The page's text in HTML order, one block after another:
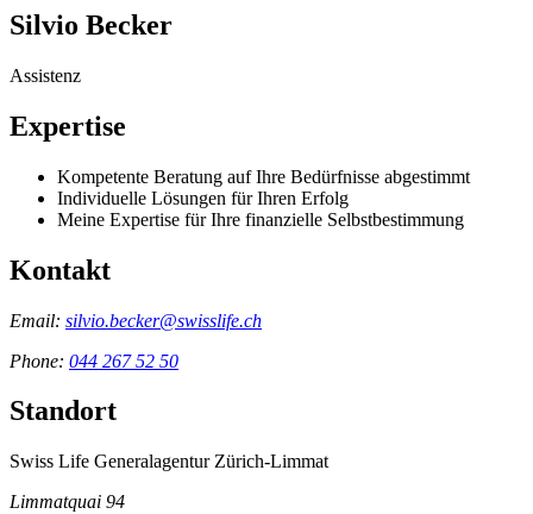
Silvio Becker
Assistenz
Expertise
Kompetente Beratung auf Ihre Bedürfnisse abgestimmt
Individuelle Lösungen für Ihren Erfolg
Meine Expertise für Ihre finanzielle Selbstbestimmung
Kontakt
Email: silvio.becker@swisslife.ch
Phone: 044 267 52 50
Standort
Swiss Life Generalagentur Zürich-Limmat
Limmatquai 94